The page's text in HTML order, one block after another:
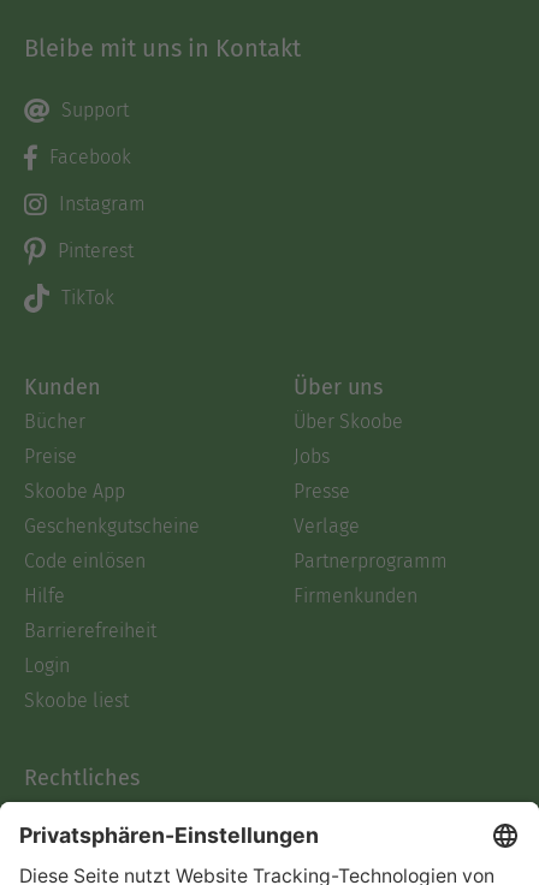
Bleibe mit uns in Kontakt
Support
Facebook
Instagram
Pinterest
TikTok
Kunden
Bücher
Preise
Skoobe App
Geschenkgutscheine
Code einlösen
Hilfe
Barrierefreiheit
Login
Skoobe liest
Über uns
Über Skoobe
Jobs
Presse
Verlage
Partnerprogramm
Firmenkunden
Rechtliches
AGB